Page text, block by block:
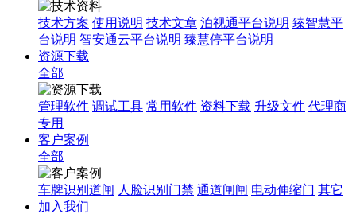
技术方案 使用说明 技术文章 泊视通平台说明 臻智慧平
台说明 智安通云平台说明 臻慧停平台说明
资源下载
全部
管理软件 调试工具 常用软件 资料下载 升级文件 代理商
专用
客户案例
全部
车牌识别道闸 人脸识别门禁 通道闸闸 电动伸缩门 其它
加入我们